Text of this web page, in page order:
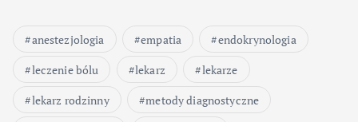
anestezjologia empatia
endokrynologia
leczenie bólu
lekarz
lekarze
lekarz rodzinny
metody diagnostyczne